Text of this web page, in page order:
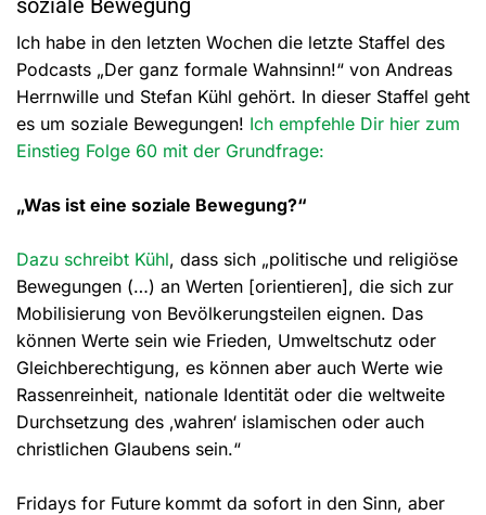
soziale Bewegung
Ich habe in den letzten Wochen die letzte Staffel des
Podcasts „Der ganz formale Wahnsinn!“ von Andreas
Herrnwille und Stefan Kühl gehört. In dieser Staffel geht
es um soziale Bewegungen! Ich empfehle Dir hier zum
Einstieg Folge 60 mit der Grundfrage:
„Was ist eine soziale Bewegung?“
Dazu schreibt Kühl, dass sich „politische und religiöse
Bewegungen (…) an Werten [orientieren], die sich zur
Mobilisierung von Bevölkerungsteilen eignen. Das
können Werte sein wie Frieden, Umweltschutz oder
Gleichberechtigung, es können aber auch Werte wie
Rassenreinheit, nationale Identität oder die weltweite
Durchsetzung des ‚wahren‘ islamischen oder auch
christlichen Glaubens sein.“
Fridays for Future kommt da sofort in den Sinn, aber